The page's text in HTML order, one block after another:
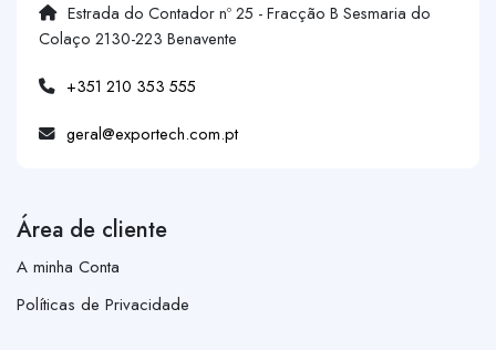
Estrada do Contador nº 25 - Fracção B Sesmaria do
Colaço 2130-223 Benavente
+351 210 353 555
geral@exportech.com.pt
Área de cliente
A minha Conta
Políticas de Privacidade